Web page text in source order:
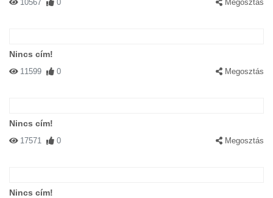
10567 0 Megosztás
Nincs cím!
11599 0 Megosztás
Nincs cím!
17571 0 Megosztás
Nincs cím!